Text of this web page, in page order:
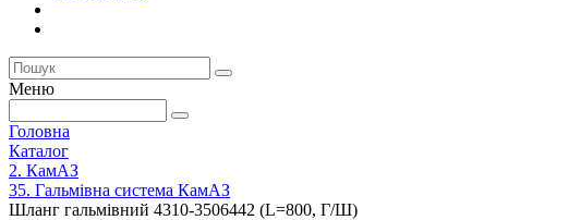
Меню
Головна
Каталог
2. КамАЗ
35. Гальмівна система КамАЗ
Шланг гальмівний 4310-3506442 (L=800, Г/Ш)